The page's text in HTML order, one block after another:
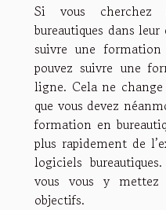
Si vous
bureautiques dans
suivre une
pouvez suivre une
ligne. Cela ne
que vous devez
formation en
plus rapidement de
logiciels
vous vous y
objectifs.